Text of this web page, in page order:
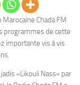
Marocaine Chada FM
programmes de cette
importante vis à vis
«Likouli Nass» par